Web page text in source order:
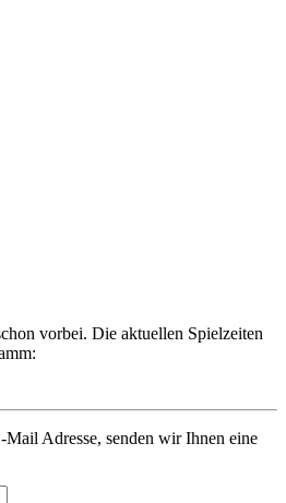
vorbei. Die aktuellen Spielzeiten
Adresse, senden wir Ihnen eine